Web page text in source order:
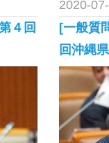
４回
2020-
[一般質
回沖縄